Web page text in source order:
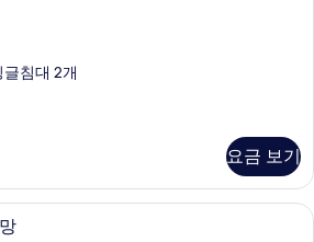
글침대 2개
요금 보기
2 개의 침실, 이탈리아 프레떼 시트, 고